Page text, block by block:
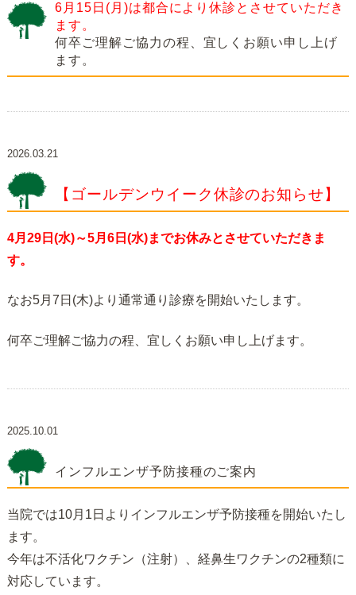
6月15日(月)は都合により休診とさせていただき
ます。
何卒ご理解ご協力の程、宜しくお願い申し上げ
ます。
2026.03.21
【ゴールデンウイーク休診のお知らせ】
4月29日(水)～5月6日(水)までお休みとさせていただきま
す。
なお5月7日(木)より通常通り診療を開始いたします。
何卒ご理解ご協力の程、宜しくお願い申し上げます。
2025.10.01
インフルエンザ予防接種のご案内
当院では10月1日よりインフルエンザ予防接種を開始いたし
ます。
今年は不活化ワクチン（注射）、経鼻生ワクチンの2種類に
対応しています。